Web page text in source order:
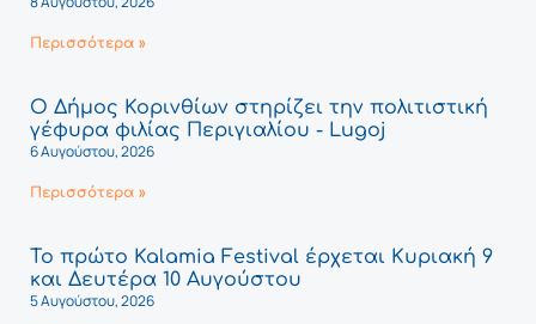
Περισσότερα »
Ο Δήμος Κορινθίων στηρίζει την πολιτιστική
γέφυρα φιλίας Περιγιαλίου - Lugoj
6 Αυγούστου, 2026
Περισσότερα »
Το πρώτο Kalamia Festival έρχεται Κυριακή 9
και Δευτέρα 10 Αυγούστου
5 Αυγούστου, 2026